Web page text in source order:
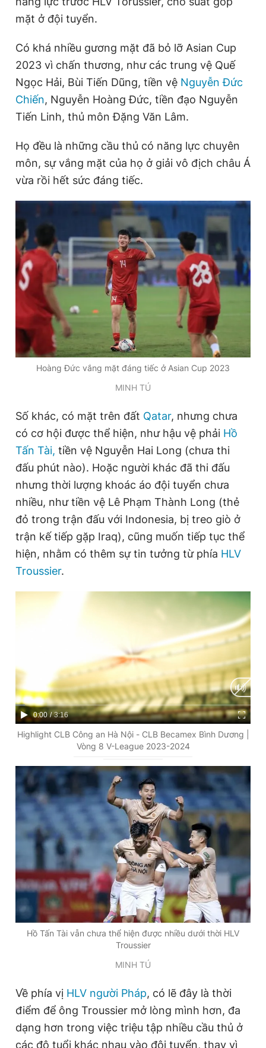
Đọc Thanh Niên trên điện thoại
Theo dõi báo trên
0906 645 777 0908 780 404
Đặt báo Quảng cáo RSS
Phó tổng biên tập thường trực: Hải Thành
Phó tổng biên tập: Lâm Hiếu Dũng
Phó tổng biên tập: Trần Việt Hưng
Tổng thư ký tòa soạn: Đức Trung
Giấy phép xuất bản số 110/GP - BTTTT cấp ngày 24.3.2020
© 2003-2026 Bản quyền thuộc về Báo Thanh Niên. Cấm sao
chép dưới mọi hình thức nếu không có sự chấp thuận bằng văn
bản. Phát triển bởi ePi Technologies, JSC.
mặt ở đội tuyển.
Có khá nhiều gương mặt đã bỏ lỡ Asian Cup
2023 vì chấn thương, như các trung vệ Quế
Ngọc Hải, Bùi Tiến Dũng, tiền vệ Nguyễn Đức
Chiến, Nguyễn Hoàng Đức, tiền đạo Nguyễn
Tiến Linh, thủ môn Đặng Văn Lâm.
Họ đều là những cầu thủ có năng lực chuyên
môn, sự vắng mặt của họ ở giải vô địch châu Á
vừa rồi hết sức đáng tiếc.
Hoàng Đức vắng mặt đáng tiếc ở Asian Cup 2023
MINH TÚ
Số khác, có mặt trên đất Qatar, nhưng chưa
có cơ hội được thể hiện, như hậu vệ phải Hồ
Tấn Tài, tiền vệ Nguyễn Hai Long (chưa thi
đấu phút nào). Hoặc người khác đã thi đấu
nhưng thời lượng khoác áo đội tuyển chưa
nhiều, như tiền vệ Lê Phạm Thành Long (thẻ
đỏ trong trận đấu với Indonesia, bị treo giò ở
trận kế tiếp gặp Iraq), cũng muốn tiếp tục thể
hiện, nhằm có thêm sự tin tưởng từ phía HLV
Troussier.
C
u
r
e
n
m
e
0:00 / D
u
a
i
n
3:16
Highlight CLB Công an Hà Nội - CLB Becamex Bình Dương |
Vòng 8 V-League 2023-2024
Hồ Tấn Tài vẫn chưa thể hiện được nhiều dưới thời HLV
Troussier
MINH TÚ
Về phía vị HLV người Pháp, có lẽ đây là thời
điểm để ông Troussier mở lòng mình hơn, đa
dạng hơn trong việc triệu tập nhiều cầu thủ ở
các độ tuổi khác nhau vào đội tuyển, thay vì